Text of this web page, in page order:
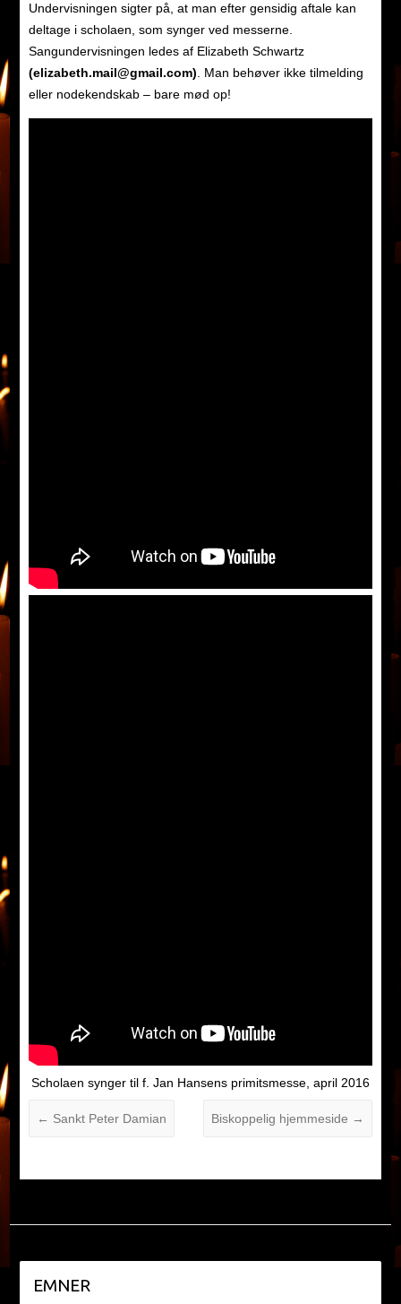
Undervisningen sigter på, at man efter gensidig aftale kan
deltage i scholaen, som synger ved messerne.
Sangundervisningen ledes af Elizabeth Schwartz
(elizabeth.mail@gmail.com). Man behøver ikke tilmelding
eller nodekendskab – bare mød op!
Scholaen synger til f. Jan Hansens primitsmesse, april 2016
← Sankt Peter Damian Biskoppelig hjemmeside →
EMNER